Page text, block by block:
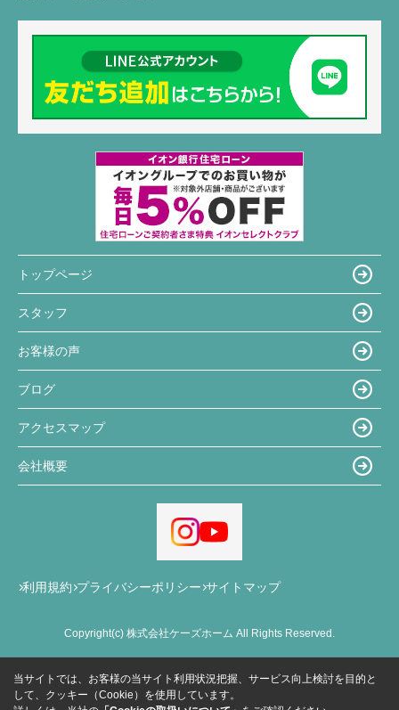
トップページ
スタッフ
お客様の声
ブログ
アクセスマップ
会社概要
利用規約 プライバシーポリシー サイトマップ
Copyright(c) 株式会社ケーズホーム All Rights Reserved.
当サイトでは、お客様の当サイト利用状況把握、サービス向上検討を目的と
して、クッキー（Cookie）を使用しています。